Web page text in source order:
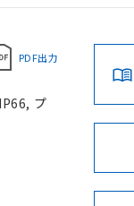
PDF出力
プ